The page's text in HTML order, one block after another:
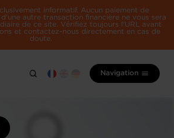
informatif. Aucun paiement de
autre transaction financière ne vous sera
de ce site. Vérifiez toujours l'URL avant
et contactez-nous directement en cas de
doute.
Navigation